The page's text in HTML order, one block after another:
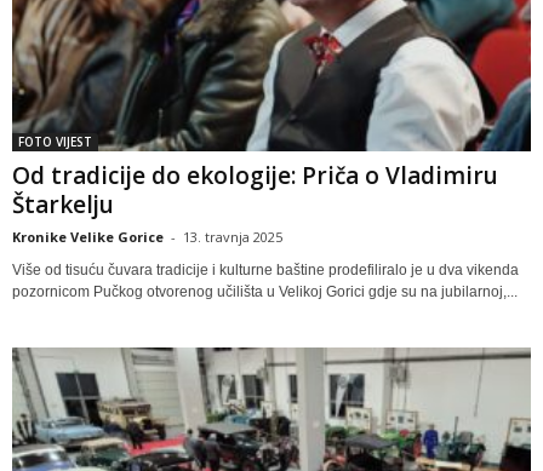
FOTO VIJEST
Od tradicije do ekologije: Priča o Vladimiru
Štarkelju
Kronike Velike Gorice - 13. travnja 2025
Više od tisuću čuvara tradicije i kulturne baštine prodefiliralo je u dva vikenda
pozornicom Pučkog otvorenog učilišta u Velikoj Gorici gdje su na jubilarnoj,...